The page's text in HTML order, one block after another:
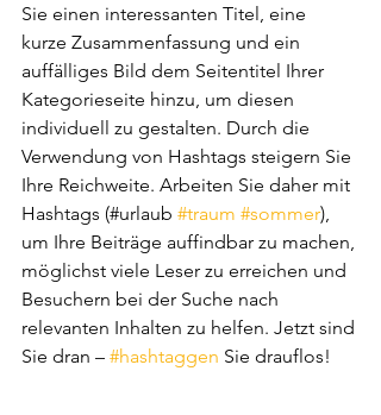
Sie einen interessanten Titel, eine
kurze Zusammenfassung und ein
auffälliges Bild dem Seitentitel Ihrer
Kategorieseite hinzu, um diesen
individuell zu gestalten. Durch die
Verwendung von Hashtags steigern Sie
Ihre Reichweite. Arbeiten Sie daher mit
Hashtags (#urlaub #traum #sommer),
um Ihre Beiträge auffindbar zu machen,
möglichst viele Leser zu erreichen und
Besuchern bei der Suche nach
relevanten Inhalten zu helfen. Jetzt sind
Sie dran – #hashtaggen Sie drauflos!